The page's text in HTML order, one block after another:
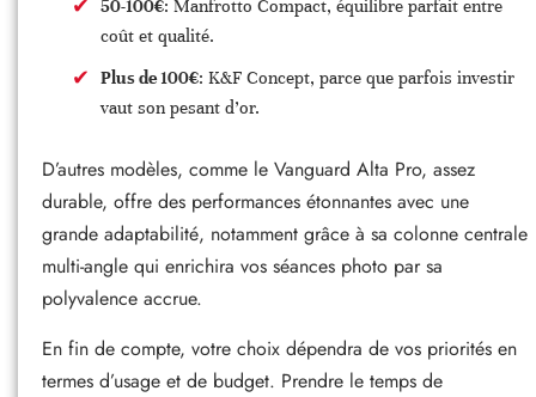
50-100€: Manfrotto Compact, équilibre parfait entre
coût et qualité.
Plus de 100€: K&F Concept, parce que parfois investir
vaut son pesant d’or.
D’autres modèles, comme le Vanguard Alta Pro, assez
durable, offre des performances étonnantes avec une
grande adaptabilité, notamment grâce à sa colonne centrale
multi-angle qui enrichira vos séances photo par sa
polyvalence accrue.
En fin de compte, votre choix dépendra de vos priorités en
termes d’usage et de budget. Prendre le temps de